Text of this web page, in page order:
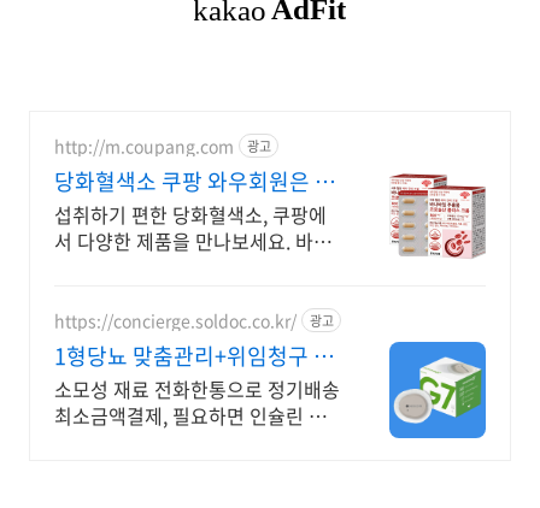
http://m.coupang.com 광고
당화혈색소 쿠팡 와우회원은 30
일 무료반품
섭취하기 편한 당화혈색소, 쿠팡에
서 다양한 제품을 만나보세요. 바쁜
https://concierge.soldoc.co.kr/ 광고
1형당뇨 맞춤관리+위임청구 복
잡한 청구 절차 ZERO
소모성 재료 전화한통으로 정기배송
최소금액결제, 필요하면 인슐린 처